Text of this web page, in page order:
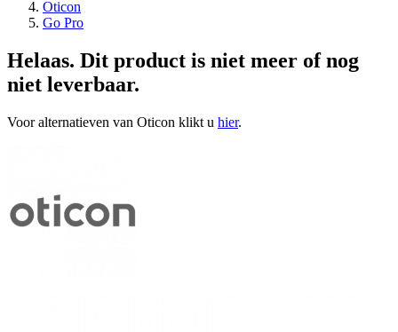
Oticon
Go Pro
Helaas. Dit product is niet meer of nog
niet leverbaar.
Voor alternatieven van Oticon klikt u hier.